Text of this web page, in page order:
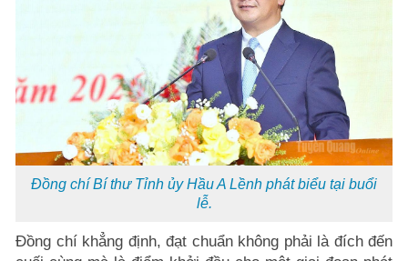
Đồng chí Bí thư Tỉnh ủy Hầu A Lềnh phát biểu tại buổi
lễ.
Đồng chí khẳng định, đạt chuẩn không phải là đích đến